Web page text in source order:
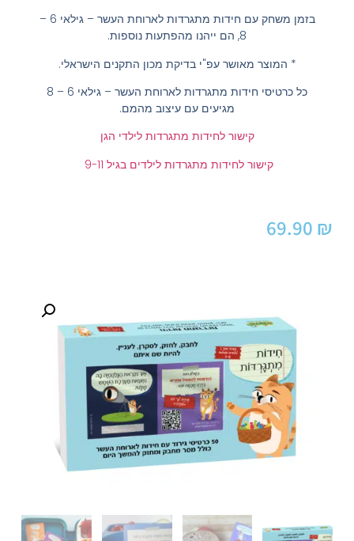
בזמן משחק עם חידות מתגרדות לארוחת העשר – גילאי 6 –
8, הם ייהנו מהפתעות נוספות.
* המוצר מאושר עפ"י בדיקת מכון התקנים הישראלי.
כל כרטיסי חידות מתגרדות לארוחת העשר – גילאי 6 – 8
מגיעים עם עיצוב מהמם.
קישור לחידות מתגרדות לילדי הגן
קישור לחידות מתגרדות לילדים בגיל 9-11
69.90 ₪